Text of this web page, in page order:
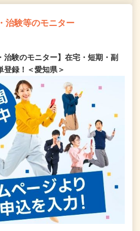
治験等のモニター
治験のモニター】在宅・短期・副
録！＜愛知県＞